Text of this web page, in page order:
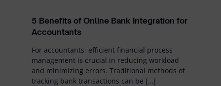
5 Benefits of Online Bank Integration for
Accountants
For accountants, efficient financial process
management is crucial in reducing workload
and minimizing errors. Traditional methods of
tracking bank transactions can be […]